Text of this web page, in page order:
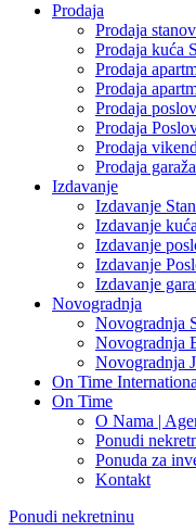
Prodaja
Prodaja
Prodaja kuća
Prodaja
Prodaja
Prodaja
Prodaja
Prodaja
Prodaja
Izdavanje
Izdavanje
Izdavanje kuća
Izdavanje
Izdavanje
Izdavanje
Novogradnja
Novogradnja
Novogradnja
Novogradnja
On Time
On Time
O Nama |
Ponudi
Ponuda za
Kontakt
Ponudi nekretninu